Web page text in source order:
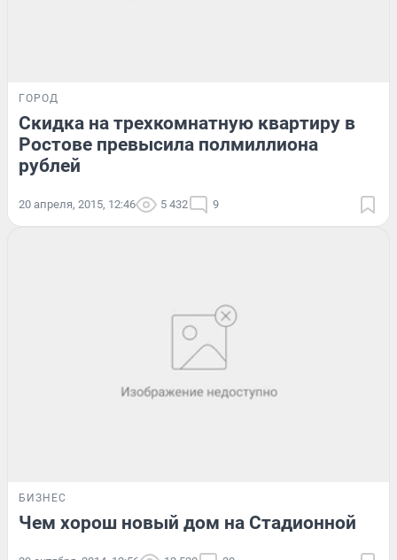
ГОРОД
Скидка на трехкомнатную квартиру в
Ростове превысила полмиллиона
рублей
20 апреля, 2015, 12:46 5 432 9
БИЗНЕС
Чем хорош новый дом на Стадионной